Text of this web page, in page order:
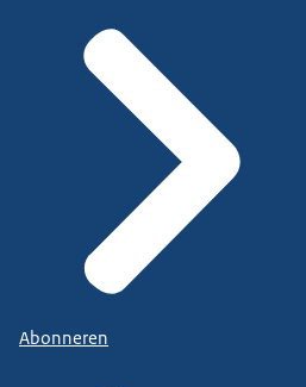
Abonneren